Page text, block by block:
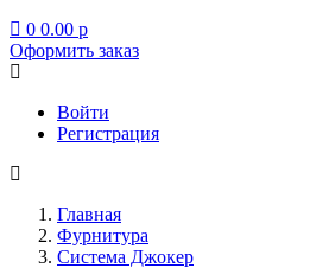
0 0.00 p
Оформить заказ
Войти
Регистрация
Главная
Фурнитура
Система Джокер